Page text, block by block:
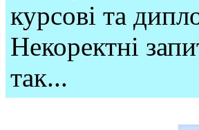
курсові та
Некоректні
так...